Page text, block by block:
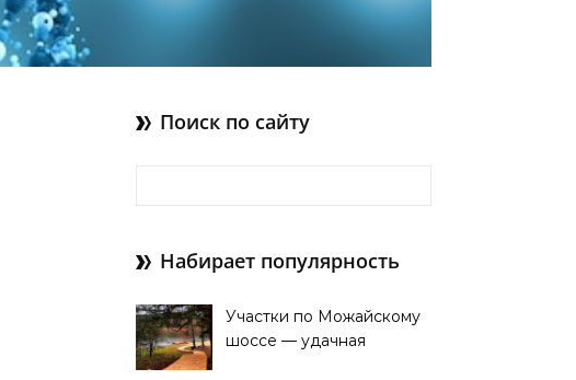
Поиск по сайту
Набирает популярность
Участки по Можайскому
шоссе — удачная